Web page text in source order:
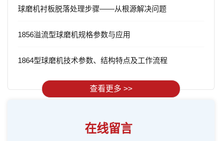
球磨机衬板脱落处理步骤——从根源解决问题
1856溢流型球磨机规格参数与应用
1864型球磨机技术参数、结构特点及工作流程
查看更多 >>
在线留言